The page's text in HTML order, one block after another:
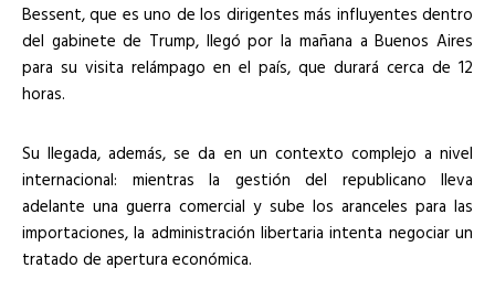
Bessent, que es uno de los dirigentes más influyentes dentro
del gabinete de Trump, llegó por la mañana a Buenos Aires
para su visita relámpago en el país, que durará cerca de 12
horas.
Su llegada, además, se da en un contexto complejo a nivel
internacional: mientras la gestión del republicano lleva
adelante una guerra comercial y sube los aranceles para las
importaciones, la administración libertaria intenta negociar un
tratado de apertura económica.